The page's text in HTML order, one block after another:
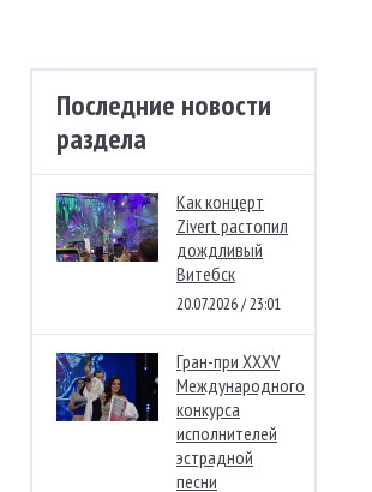
Последние новости
раздела
Как концерт
Zivert растопил
дождливый
Витебск
20.07.2026 / 23:01
Гран-при XXXV
Международного
конкурса
исполнителей
эстрадной
песни